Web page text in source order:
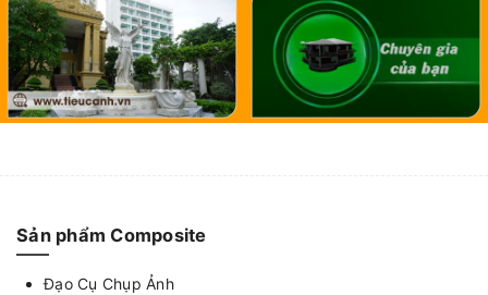
Sản phẩm Composite
Đạo Cụ Chụp Ảnh